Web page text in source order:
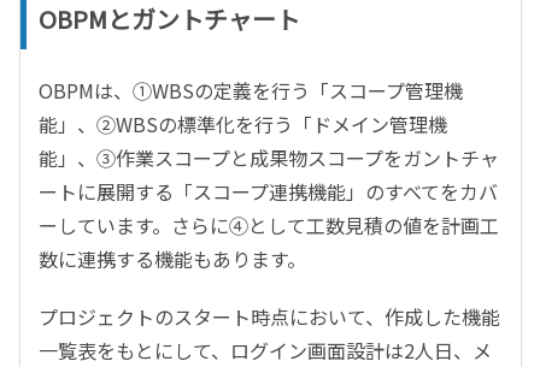
OBPMとガントチャート
OBPMは、①WBSの定義を行う「スコープ管理機
能」、②WBSの標準化を行う「ドメイン管理機
能」、③作業スコープと成果物スコープをガントチャ
ートに展開する「スコープ連携機能」のすべてをカバ
ーしています。さらに④として工数見積の値を計画工
数に連携する機能もあります。
プロジェクトのスタート時点において、作成した機能
一覧表をもとにして、ログイン画面設計は2人日、メ